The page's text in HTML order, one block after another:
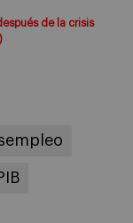
de la crisis